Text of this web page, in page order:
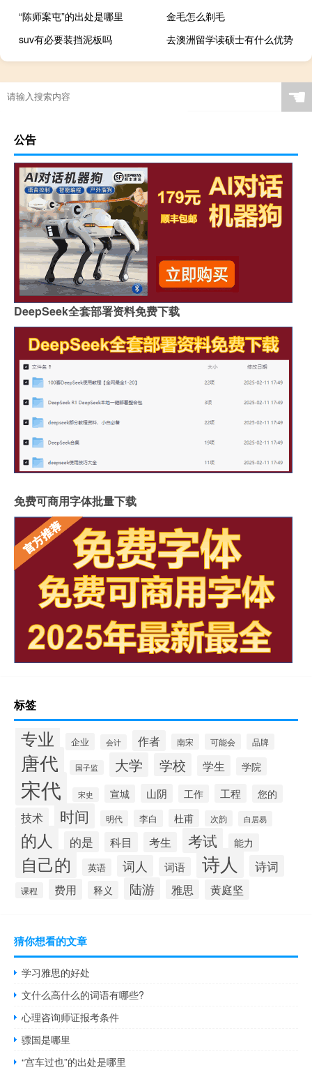
“陈师案屯”的出处是哪里
金毛怎么剃毛
suv有必要装挡泥板吗
去澳洲留学读硕士有什么优势
☚
公告
DeepSeek全套部署资料免费下载
免费可商用字体批量下载
标签
专业 企业 会计 作者 南宋 可能会 品牌
唐代 国子监 大学 学校 学生 学院
宋代 宋史 宣城 山阴 工作 工程 您的
技术 时间 明代 李白 杜甫 次韵 白居易
的人 的是 科目 考生 考试 能力
自己的 英语 词人 词语 诗人 诗词
课程 费用 释义 陆游 雅思 黄庭坚
猜你想看的文章
学习雅思的好处
文什么高什么的词语有哪些?
心理咨询师证报考条件
骠国是哪里
“宫车过也”的出处是哪里